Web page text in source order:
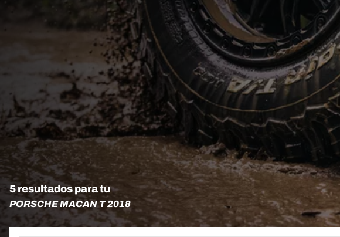
5 resultados para tu
PORSCHE MACAN T 2018